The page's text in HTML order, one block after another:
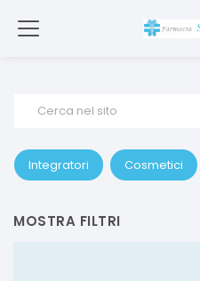
Cerca nel sito
Integratori Cosmetici
MOSTRA FILTRI